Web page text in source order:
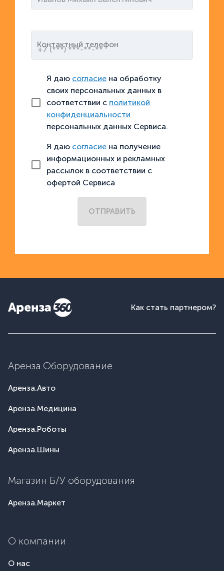
Контактный телефон
Я даю согласие на обработку
своих персональных данных в
соответствии с политикой
конфиденциальности
персональных данных Сервиса.
Я даю согласие на получение
информационных и рекламных
рассылок в соответствии с
офертой Сервиса
ОТПРАВИТЬ
Как стать партнером?
Аренза.Оборудование
Аренза.Авто
Аренза.Медицина
Аренза.Роботы
Аренза.Шины
Магазин Б/У оборудования
Аренза.Маркет
О компании
О нас